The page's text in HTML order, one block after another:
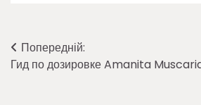
Навігація
записів
Попередній:
Гид по дозировке Amanita